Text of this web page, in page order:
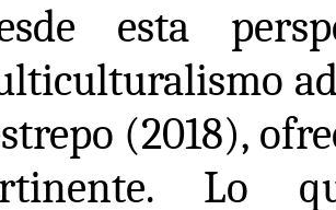
esta
(2018),
Lo